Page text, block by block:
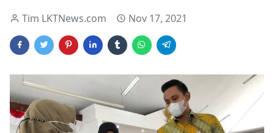
Tim LKTNews.com Nov 17, 2021